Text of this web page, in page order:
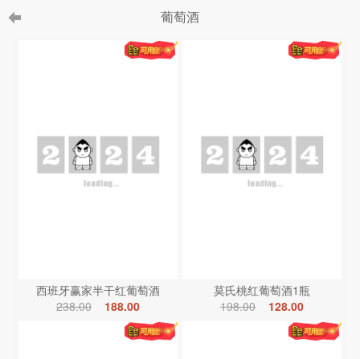
葡萄酒
西班牙赢家半干红葡萄酒
238.00
188.00
莫氏桃红葡萄酒1瓶
198.00
128.00